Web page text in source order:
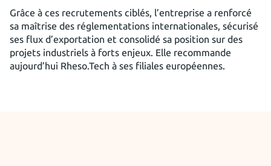
Grâce à ces recrutements ciblés, l’entreprise a renforcé
sa maîtrise des réglementations internationales, sécurisé
ses flux d’exportation et consolidé sa position sur des
projets industriels à forts enjeux. Elle recommande
aujourd’hui Rheso.Tech à ses filiales européennes.